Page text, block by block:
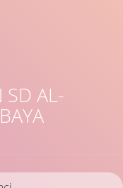
SD AL-